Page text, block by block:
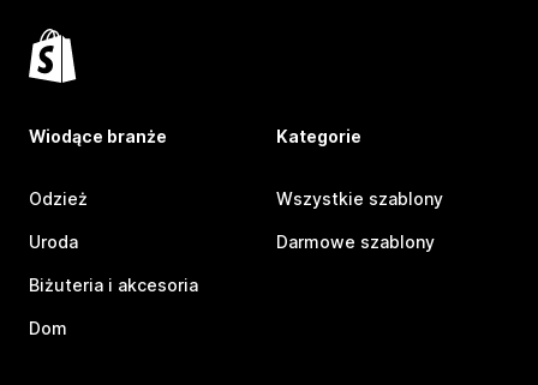
Wiodące branże
Odzież
Uroda
Biżuteria i akcesoria
Dom
Kategorie
Wszystkie szablony
Darmowe szablony